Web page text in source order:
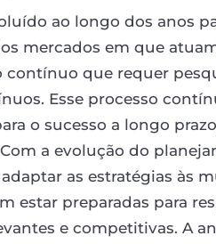
ao longo dos anos
mercados em que
contínuo que requer
Esse processo
o sucesso a longo
a evolução do
as estratégias às
estar preparadas para
e competitivas. A